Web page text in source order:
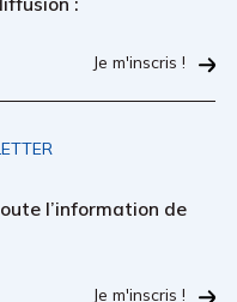
Je m'inscris !
l’information de
Je m'inscris !